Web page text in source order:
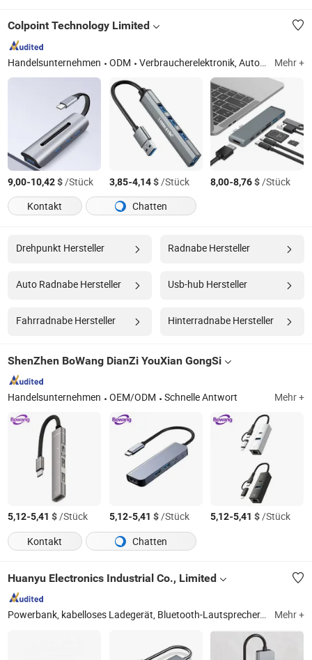
Colpoint Technology Limited
Handelsunternehmen ODM Verbraucherelektronik, Autozubehör, Mini-Thermodrucker, Gartenlichter, Rasenmäherzubehör, tragbare Lautsprecher, Digitalkamera, Mini-Projektoren Mehr +
9,00-10,42$/Stück 3,85-4,14$/Stück 8,00-8,76$/Stück
Kontakt
Chatten
Drehpunkt Hersteller Radnabe Hersteller
Auto Radnabe Hersteller Usb-hub Hersteller
Fahrradnabe Hersteller Hinterradnabe Hersteller
ShenZhen BoWang DianZi YouXian GongSi
Handelsunternehmen OEM/ODM Schnelle Antwort Mehr +
5,12-5,41 $/Stück 5,12-5,41 $/Stück 5,12-5,41 $/Stück
Kontakt
Chatten
Huanyu Electronics Industrial Co., Limited
Powerbank, kabelloses Ladegerät, Bluetooth-Lautsprecher, Bluetooth-Ohrhörer, Kopfhörer, Smartwatch, Drohne, Ladeadapter, Solarradio, USB-Kabel, andere Mobil- und Computerzubehörteile Mehr +